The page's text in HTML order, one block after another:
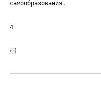
самообразования.
4